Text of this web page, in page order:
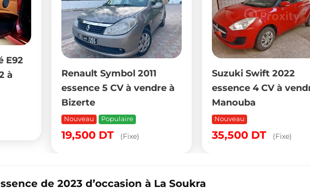
E92
à
Renault Symbol 2011
essence 5 CV à vendre à
Bizerte
Nouveau Populaire
19,500 DT (Fixe)
Suzuki Swift 2022
essence 4 CV à
Manouba
Nouveau
35,500 DT (Fixe)
de 2023 d’occasion à La Soukra